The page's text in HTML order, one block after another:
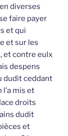
diverses
faire payer
et qui
et sur les
et contre eulx
despens
dudit ceddant
mis et
droits
dudit
et